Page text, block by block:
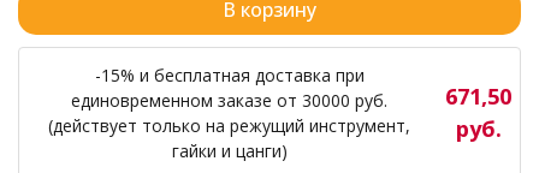
В корзину
-15% и бесплатная доставка при
единовременном заказе от 30000 руб.
(действует только на режущий инструмент,
гайки и цанги)
671,50
руб.